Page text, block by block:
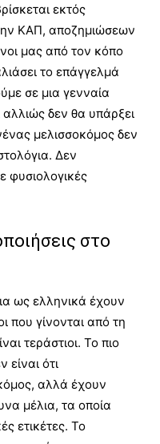
εκτός
ΚΑΠ, αποζημιώσεων
μας από τον κόπο
το επάγγελμά
σε μια γενναία
αλλιώς δεν θα υπάρξει
μελισσοκόμος δεν
Δεν
φυσιολογικές
στο
ως ελληνικά έχουν
που γίνονται από τη
τεράστιοι. Το πιο
ότι
αλλά έχουν
μέλια, τα οποία
ετικέτες. Το